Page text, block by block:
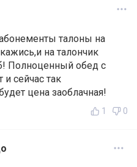
талоны на
на талончик
Полноценный обед с
сейчас так
цена заоблачная!
1 0